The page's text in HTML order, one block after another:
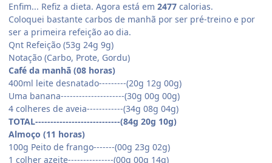
Enfim... Refiz a dieta. Agora está em 2477 calorias.
Coloquei bastante carbos de manhã por ser pré-treino e por
ser a primeira refeição ao dia.
Qnt Refeição (53g 24g 9g)
Notação (Carbo, Prote, Gordu)
Café da manhã (08 horas)
400ml leite desnatado---------(20g 12g 00g)
Uma banana---------------------(30g 00g 00g)
4 colheres de aveia------------(34g 08g 04g)
TOTAL----------------------------(84g 20g 10g)
Almoço (11 horas)
100g Peito de frango-------(00g 23g 02g)
1 colher azeite---------------(00g 00g 14g)